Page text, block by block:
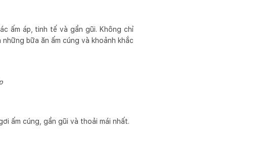
ấm áp, tinh tế và gần gũi. Không chỉ
bữa ăn ấm cúng và khoảnh khắc
ấm cúng, gần gũi và thoải mái nhất.